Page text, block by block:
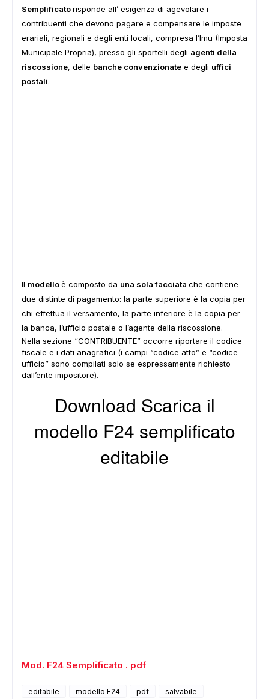
Semplificatorisponde all’ esigenza di agevolare i
contribuenti che devono pagare e compensare le imposte
erariali, regionali e degli enti locali, compresa l’Imu (Imposta
Municipale Propria), presso gli sportelli degli agenti della
riscossione, delle banche convenzionate e degli uffici
postali.
Il modelloè composto da una sola facciata che contiene
due distinte di pagamento: la parte superiore è la copia per
chi effettua il versamento, la parte inferiore è la copia per
la banca, l’ufficio postale o l’agente della riscossione.
Nella sezione “CONTRIBUENTE” occorre riportare il codice
fiscale e i dati anagrafici (i campi “codice atto” e “codice
ufficio” sono compilati solo se espressamente richiesto
dall’ente impositore).
Download Scarica il
modello F24 semplificato
editabile
Mod. F24 Semplificato . pdf
editabile modello F24 pdf salvabile